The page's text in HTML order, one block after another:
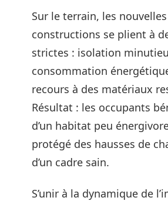
Sur le terrain, les nouvelles
constructions se plient à
strictes : isolation
consommation
recours à des matériaux
Résultat : les occupants
d’un habitat peu
protégé des hausses de
d’un cadre sain.
S’unir à la dynamique de